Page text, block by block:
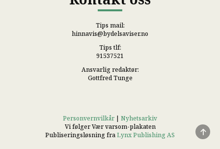
Tips mail:
hinnavis@bydelsaviser.no
Tips tlf:
91537521
Ansvarlig redaktør:
Gottfred Tunge
Personvernvilkår | Nyhetsarkiv
Vi følger Vær varsom-plakaten
Publiseringsløsning fraLynx Publishing AS